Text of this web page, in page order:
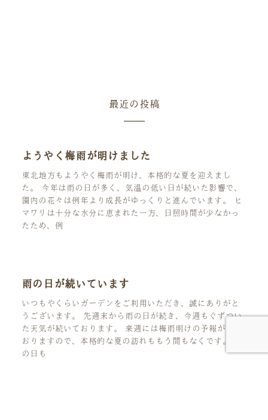
最近の投稿
ようやく梅雨が明けました
東北地方もようやく梅雨が明け、本格的な夏を迎えまし
た。 今年は雨の日が多く、気温の低い日が続いた影響で、
園内の花々は例年より成長がゆっくりと進んでいます。 ヒ
マワリは十分な水分に恵まれた一方、日照時間が少なかっ
たため、例
雨の日が続いています
いつもやくらいガーデンをご利用いただき、誠にありがと
うございます。 先週末から雨の日が続き、今週もぐずつい
た天気が続いております。 来週には梅雨明けの予報が出て
おりますので、本格的な夏の訪れももう間もなくです。 雨
の日も